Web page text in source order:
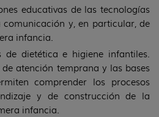
educativas de las tecnologías
y, en particular, de
infancia.
de dietética e higiene infantiles.
atención temprana y las bases
comprender los procesos
y de construcción de la
infancia.